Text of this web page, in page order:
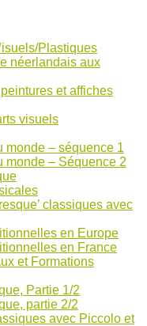
Plastiques
néerlandais aux
et affiches
visuels
monde – séquence 1
monde – Séquence 2
classiques avec
en Europe
en France
et Formations
Partie 1/2
partie 2/2
avec Piccolo et